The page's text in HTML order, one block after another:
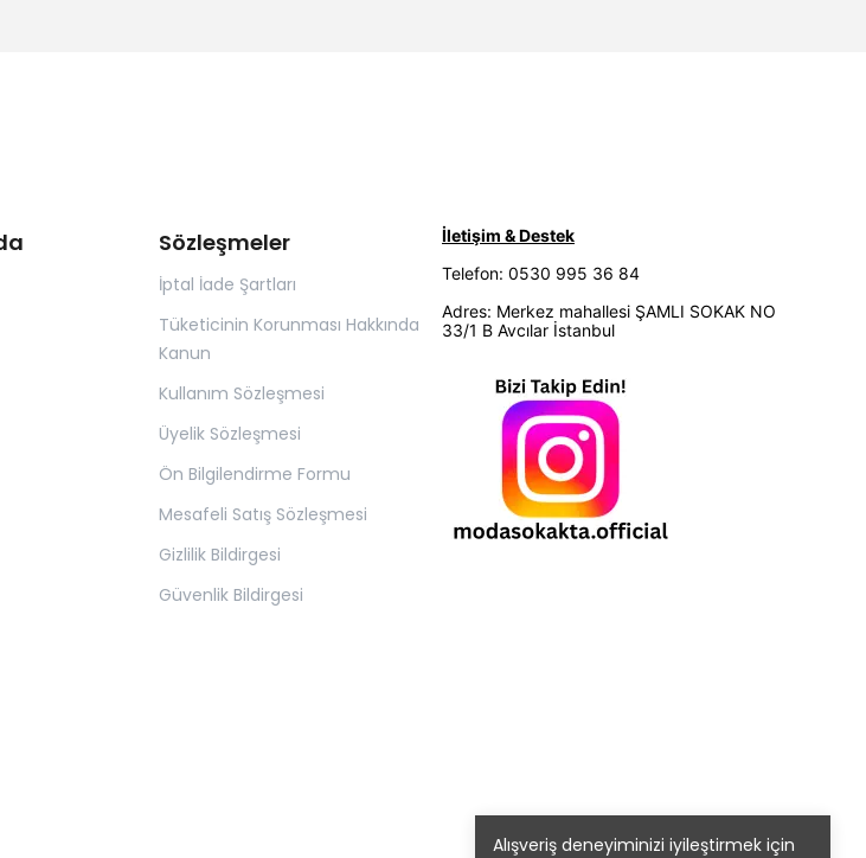
Alışveriş deneyiminizi iyileştirmek için
Sözleşmeler
İptal İade Şartları
Tüketicinin Korunması Hakkında
Kanun
Kullanım Sözleşmesi
Üyelik Sözleşmesi
Ön Bilgilendirme Formu
Mesafeli Satış Sözleşmesi
Gizlilik Bildirgesi
Güvenlik Bildirgesi
İletişim & Destek
Telefon: 0530 995 36 84
Adres: Merkez mahallesi ŞAMLI SOKAK NO
33/1 B Avcılar İstanbul